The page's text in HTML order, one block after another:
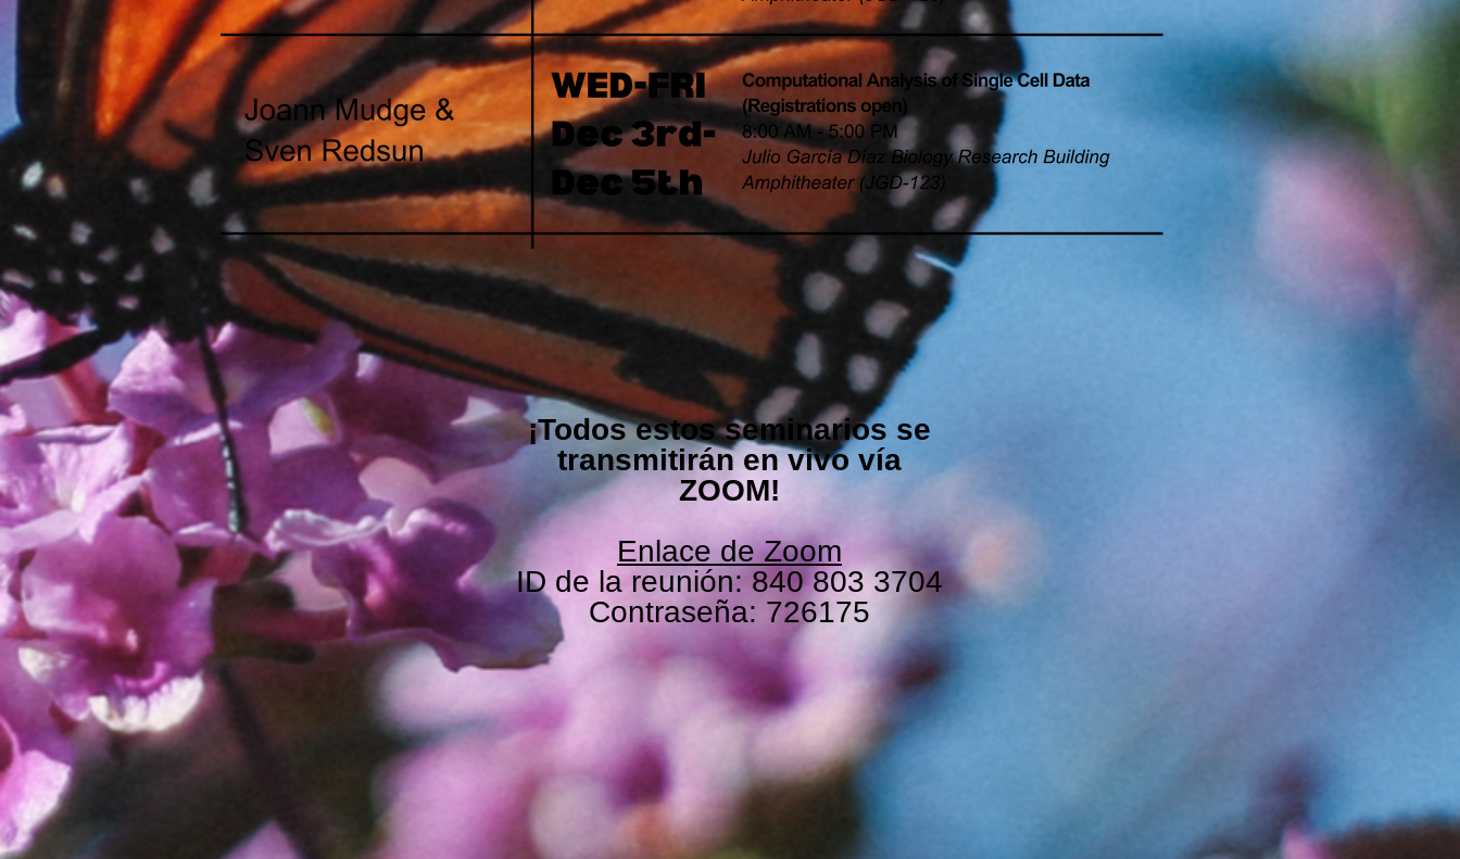
¡Todos estos seminarios se
transmitirán en vivo vía
ZOOM!
Enlace de Zoom
ID de la reunión: 840 803 3704
Contraseña: 726175